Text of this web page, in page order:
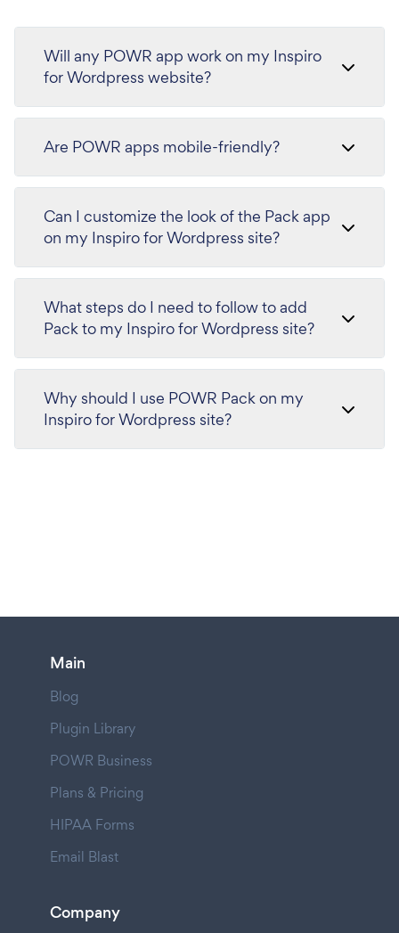
Will any POWR app work on my Inspiro
for Wordpress website?
Are POWR apps mobile-friendly?
Can I customize the look of the Pack app
on my Inspiro for Wordpress site?
What steps do I need to follow to add
Pack to my Inspiro for Wordpress site?
Why should I use POWR Pack on my
Inspiro for Wordpress site?
Main
Blog
Plugin Library
POWR Business
Plans & Pricing
HIPAA Forms
Email Blast
Company